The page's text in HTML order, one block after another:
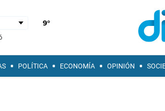
9°
POLÍTICA ECONOMÍA OPINIÓN